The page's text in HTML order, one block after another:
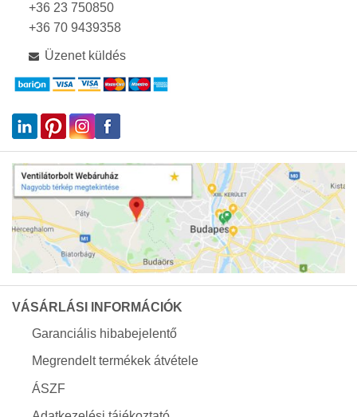
+36 23 750850
+36 70 9439358
Üzenet küldés
VÁSÁRLÁSI INFORMÁCIÓK
Garanciális hibabejelentő
Megrendelt termékek átvétele
ÁSZF